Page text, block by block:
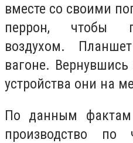
вместе со своими
перрон, чтобы
воздухом.
вагоне. Вернувшись
устройства они на
По данным фактам
производство